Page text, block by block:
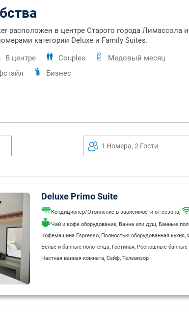
расположен в центре Старого города Лимассола и
категории Deluxe и Family Suites.
В центре Couples
Медовый месяц
Бизнес
1 Номера, 2 Гости
Deluxe Primo Suite
Кондиционер/Отопление в зависимости от сезона,
Чай и кофе оборудование, Ванна или душ, Банные
Кофемашина Espresso, Полностью оборудованная кухня,
Белье и банные полотенца, Гостиная, Роскошные банные
Частная ванная комната, Сейф, Телевизор